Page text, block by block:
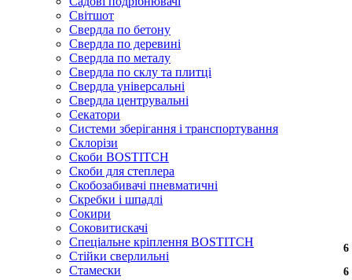
Світшот
Свердла по бетону
Свердла по деревині
Свердла по металу
Свердла по склу та плитці
Свердла універсальні
Свердла центрувальні
Секатори
Системи зберігання і транспортування
Склорізи
Скоби BOSTITCH
Скоби для степлера
Скобозабивачі пневматичні
Скребки і шпадлі
Сокири
Соковитискачі
Спеціальне кріплення BOSTITCH
Стійки сверлильні
Стамески
6
6
6
6
6
6
6
6
6
6
6
6
6
6
6
6
6
6